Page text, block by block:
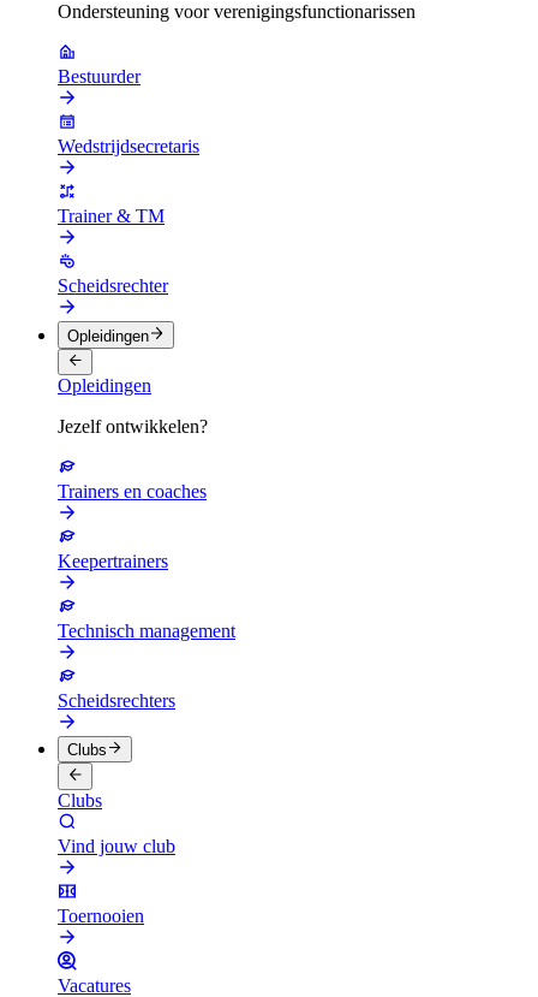
Ondersteuning voor verenigingsfunctionarissen
Bestuurder
Wedstrijdsecretaris
Trainer & TM
Scheidsrechter
Opleidingen
Opleidingen
Jezelf ontwikkelen?
Trainers en coaches
Keepertrainers
Technisch management
Scheidsrechters
Clubs
Clubs
Vind jouw club
Toernooien
Vacatures